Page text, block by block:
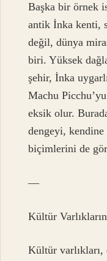
Başka bir örnek
antik İnka kenti,
değil, dünya
biri. Yüksek
şehir, İnka
Machu
eksik olur.
dengeyi, kendine
biçimlerini de
—
Kültür
Kültür varlıkları,